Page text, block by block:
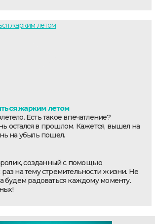
жарким летом
Есть такое впечатление?
остался в прошлом. Кажется, вышел на
на убыль пошел.
созданный с помощью
раз на тему стремительности жизни. Не
будем радоваться каждому моменту.